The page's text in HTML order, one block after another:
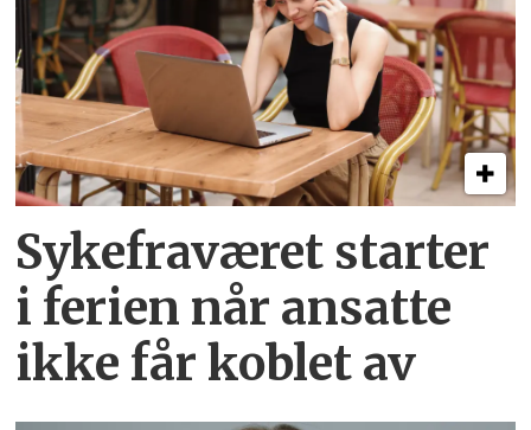
Sykefraværet starter
i ferien når ansatte
ikke får koblet av